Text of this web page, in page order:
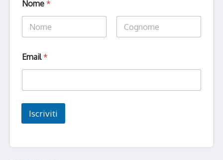
Nome *
o
m
*
m
i
Email*
Iscriviti